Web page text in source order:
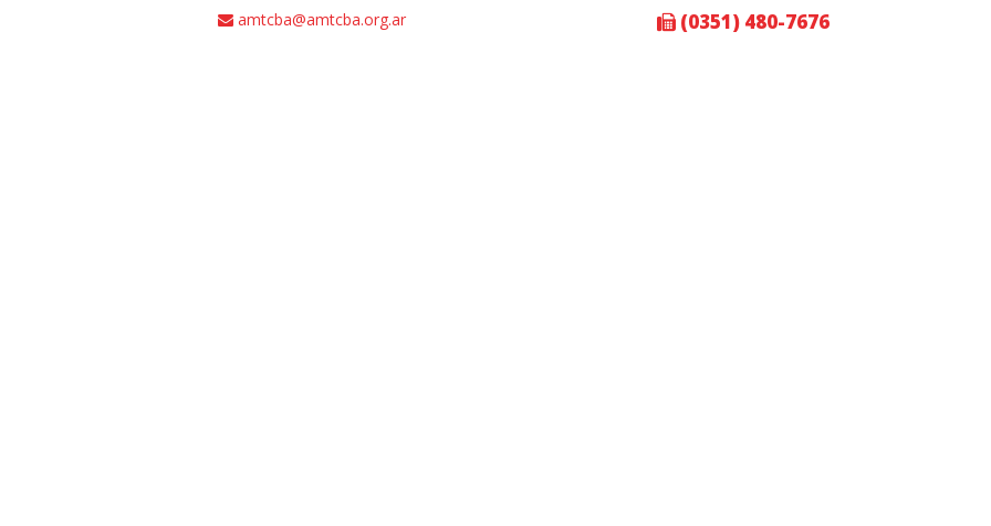
amtcba@amtcba.org.ar
(0351) 480-7676